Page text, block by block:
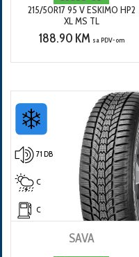
215/50R17 95 V ESKIMO HP2
XL MS TL
188.90 KM sa PDV-om
71 DB
C
C
SAVA